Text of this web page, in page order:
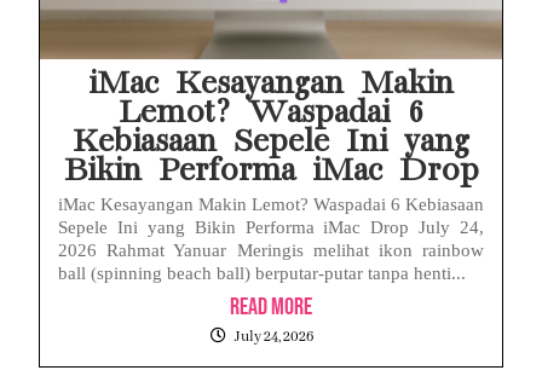
iMac Kesayangan Makin
Lemot? Waspadai 6
Kebiasaan Sepele Ini yang
Bikin Performa iMac Drop
iMac Kesayangan Makin Lemot? Waspadai 6 Kebiasaan
Sepele Ini yang Bikin Performa iMac Drop July 24,
2026 Rahmat Yanuar Meringis melihat ikon rainbow
ball (spinning beach ball) berputar-putar tanpa henti...
Read More
July 24, 2026